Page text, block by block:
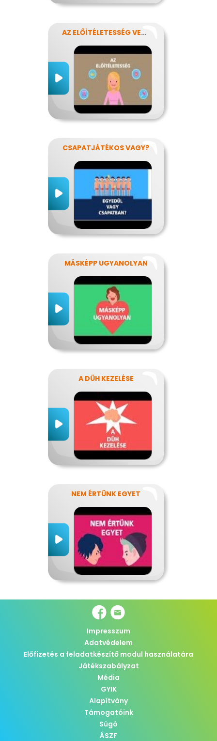
AZ ELŐÍTÉLETESSÉG VESZÉLYEI
CSAPATJÁTÉKOS VAGY?
MÁSKÉPP UGYANOLYAN
A DÜH KEZELÉSE
NEM ÉRTÜNK EGYET
Impresszum
Adatvédelem
Előfizetés a feladatkészítő modul használatára
Játékszabályzat
Média
GYIK
Alapítvány
Támogatóink
Súgó
ÁSZF